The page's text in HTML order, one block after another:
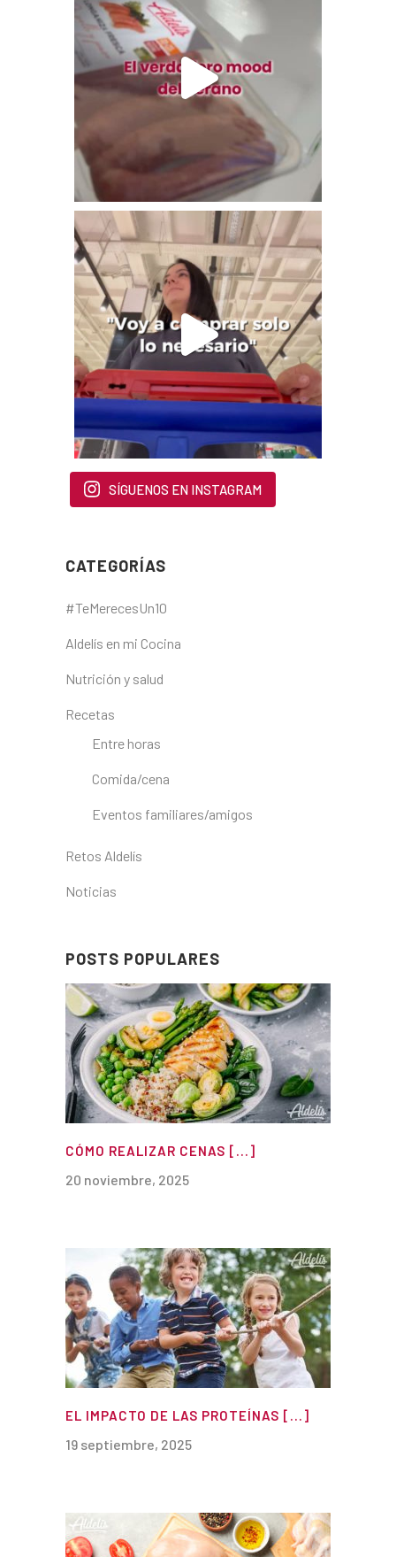
SÍGUENOS EN INSTAGRAM
CATEGORÍAS
#TeMerecesUn10
Aldelís en mi Cocina
Nutrición y salud
Recetas
Entre horas
Comida/cena
Eventos familiares/amigos
Retos Aldelís
Noticias
POSTS POPULARES
CÓMO REALIZAR CENAS [...]
20 noviembre, 2025
EL IMPACTO DE LAS PROTEÍNAS [...]
19 septiembre, 2025